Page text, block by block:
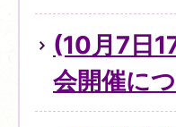
(10月7日
会開催に